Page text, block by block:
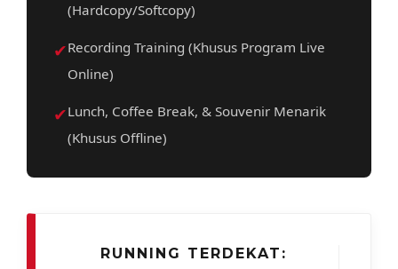
(Hardcopy/Softcopy)
✔Recording Training (Khusus Program Live
Online)
✔Lunch, Coffee Break, & Souvenir Menarik
(Khusus Offline)
RUNNING TERDEKAT: